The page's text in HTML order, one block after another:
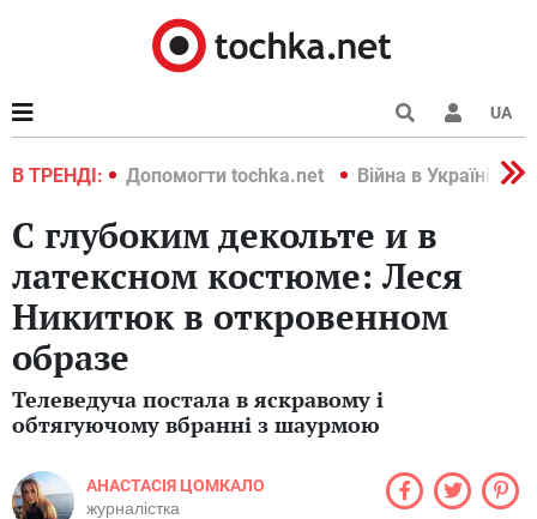
UA
В ТРЕНДІ:
2022 Допомогти tochka.net Війна в Україні 2022
С глубоким декольте и в
латексном костюме: Леся
Никитюк в откровенном
образе
Телеведуча постала в яскравому і
обтягуючому вбранні з шаурмою
АНАСТАСІЯ ЦОМКАЛО
журналістка